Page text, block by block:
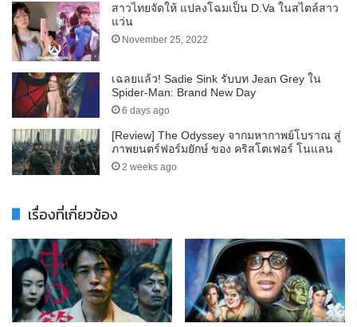
สาวไทยจัดให้ แปลงโฉมเป็น D.Va ในสไตล์สาว
แว่น
November 25, 2022
เฉลยแล้ว! Sadie Sink รับบท Jean Grey ใน
Spider-Man: Brand New Day
6 days ago
[Review] The Odyssey จากมหากาพย์โบราณ สู่
ภาพยนตร์ฟอร์มยักษ์ ของ คริสโตเฟอร์ โนแลน
2 weeks ago
เรื่องที่เกี่ยวข้อง